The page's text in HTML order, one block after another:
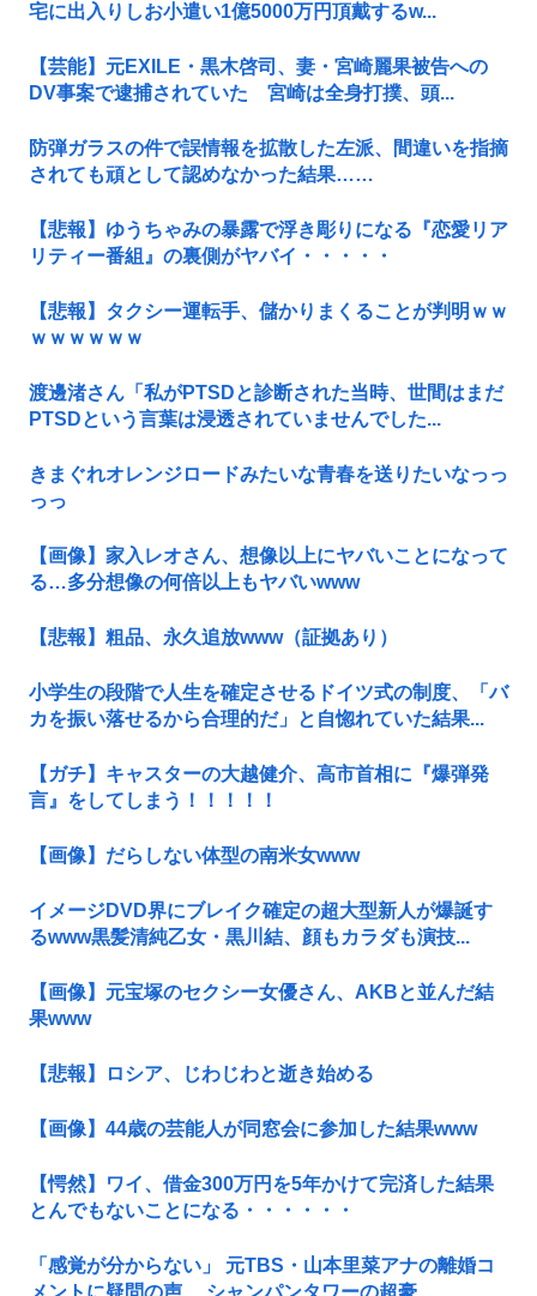
宅に出入りしお小遣い1億5000万円頂戴するw...
【芸能】元EXILE・黒木啓司、妻・宮崎麗果被告への
DV事案で逮捕されていた 宮崎は全身打撲、頭...
防弾ガラスの件で誤情報を拡散した左派、間違いを指摘
されても頑として認めなかった結果……
【悲報】ゆうちゃみの暴露で浮き彫りになる『恋愛リア
リティー番組』の裏側がヤバイ・・・・・
【悲報】タクシー運転手、儲かりまくることが判明ｗｗ
ｗｗｗｗｗｗ
渡邊渚さん「私がPTSDと診断された当時、世間はまだ
PTSDという言葉は浸透されていませんでした...
きまぐれオレンジロードみたいな青春を送りたいなっっ
っっ
【画像】家入レオさん、想像以上にヤバいことになって
る…多分想像の何倍以上もヤバいwww
【悲報】粗品、永久追放www（証拠あり）
小学生の段階で人生を確定させるドイツ式の制度、「バ
カを振い落せるから合理的だ」と自惚れていた結果...
【ガチ】キャスターの大越健介、高市首相に『爆弾発
言』をしてしまう！！！！！
【画像】だらしない体型の南米女www
イメージDVD界にブレイク確定の超大型新人が爆誕す
るwww黒髪清純乙女・黒川結、顔もカラダも演技...
【画像】元宝塚のセクシー女優さん、AKBと並んだ結
果www
【悲報】ロシア、じわじわと逝き始める
【画像】44歳の芸能人が同窓会に参加した結果www
【愕然】ワイ、借金300万円を5年かけて完済した結果
とんでもないことになる・・・・・・
「感覚が分からない」 元TBS・山本里菜アナの離婚コ
メントに疑問の声… シャンパンタワーの超豪...